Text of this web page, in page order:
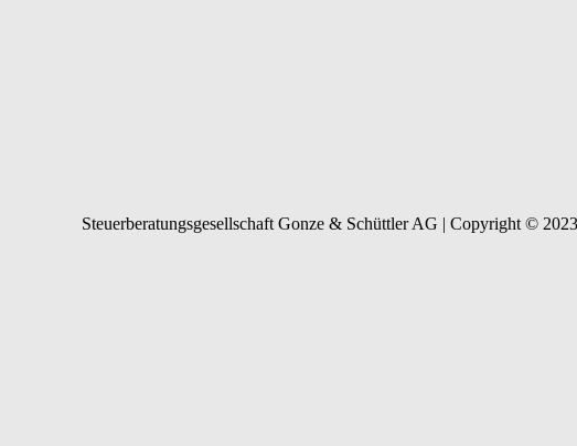
Steuerberatungsgesellschaft Gonze & Schüttler AG | Copyright © 2023